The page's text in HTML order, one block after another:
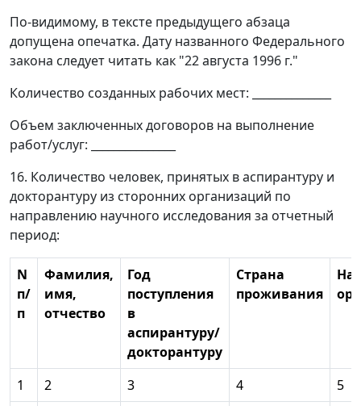
По-видимому, в тексте предыдущего абзаца
допущена опечатка. Дату названного Федерального
закона следует читать как "22 августа 1996 г."
Количество созданных рабочих мест: ______________
Объем заключенных договоров на выполнение
работ/услуг: _______________
16. Количество человек, принятых в аспирантуру и
докторантуру из сторонних организаций по
направлению научного исследования за отчетный
период:
N
п/
п
Фамилия,
имя,
отчество
Год
поступления
в
аспирантуру/
докторантуру
Страна
проживания
1 2 3 4
5